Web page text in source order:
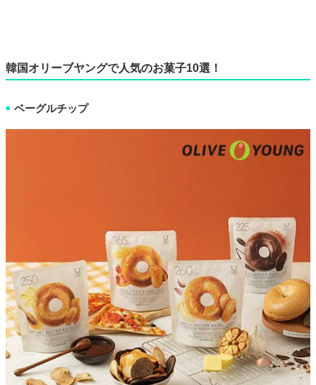
韓国オリーブヤングで人気のお菓子10選！
■ ベーグルチップ